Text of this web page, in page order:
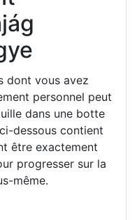
dont vous avez
personnel peut
dans une botte
dessous contient
être exactement
progresser sur la
même.